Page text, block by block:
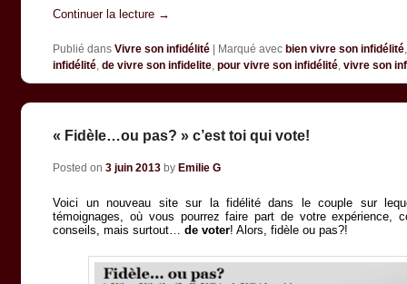
Continuer la lecture →
Publié dans Vivre son infidélité | Marqué avec bien vivre son infidélité
infidélité ,de vivre son infidelite ,pour vivre son infidélité ,vivre son
« Fidèle…ou pas? » c’est toi qui vote!
Posted on3 juin 2013 by Emilie G
Voici un nouveau site sur la fidélité dans le couple sur
témoignages, où vous pourrez faire part de votre expérience,
conseils, mais surtout…de voter! Alors, fidèle ou pas?!